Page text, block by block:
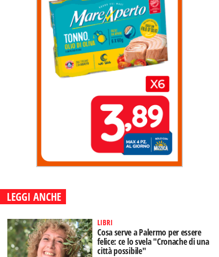
LEGGI ANCHE
LIBRI
Cosa serve a Palermo per essere
felice: ce lo svela "Cronache di una
città possibile"